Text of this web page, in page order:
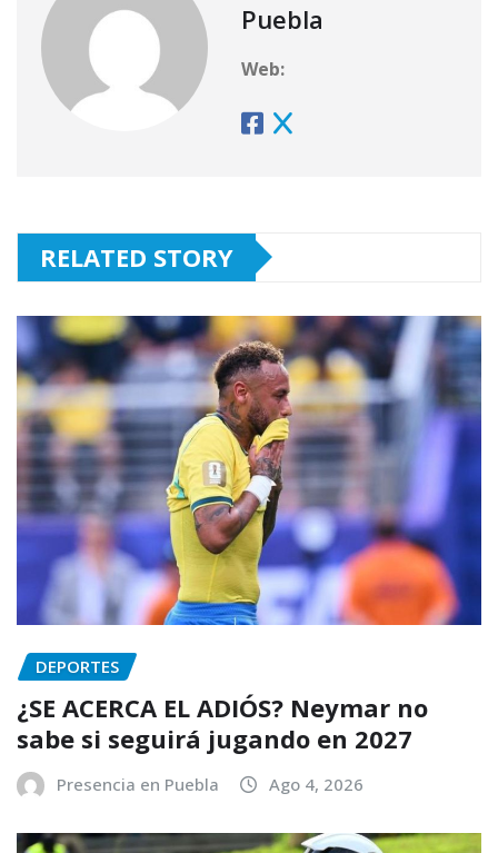
Puebla
Web:
RELATED STORY
DEPORTES
¿SE ACERCA EL ADIÓS? Neymar no
sabe si seguirá jugando en 2027
Presencia en Puebla Ago 4, 2026